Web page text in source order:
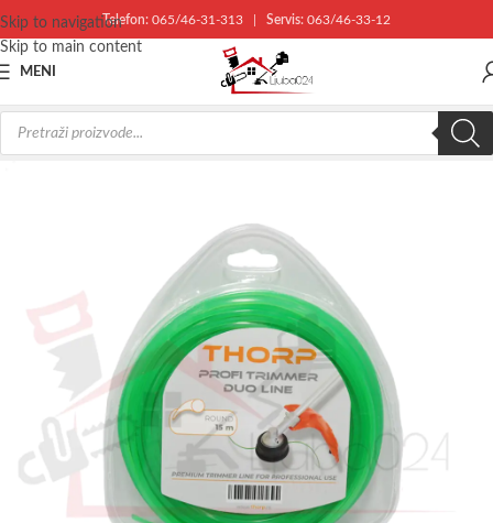
Skip to navigation
Skip to main content
Telefon: 065/46-31-313 Servis: 063/46-33-12
MENI